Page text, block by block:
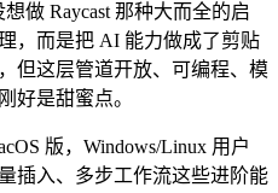
做 Raycast 那种大而全的启
，而是把 AI 能力做成了剪贴
但这层管道开放、可编程、模
好是甜蜜点。
版，Windows/Linux 用户
插入、多步工作流这些进阶能